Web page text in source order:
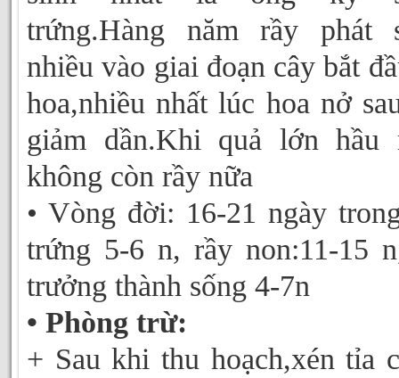
trứng.Hàng năm rầy phát
nhiều vào giai đoạn cây bắt
hoa,nhiều nhất lúc hoa nở
giảm dần.Khi quả lớn hầu
không còn rầy nữa
• Vòng đời: 16-21 ngày
trứng 5-6 n, rầy non:11-15
trưởng thành sống 4-7n
• Phòng trừ:
+ Sau khi thu hoạch,xén tỉa